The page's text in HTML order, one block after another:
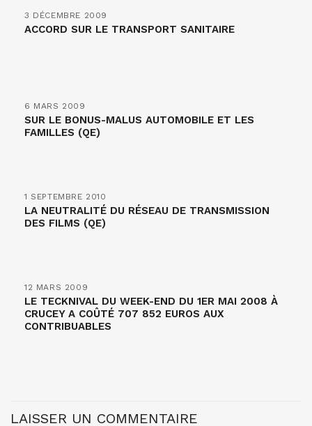
3 DÉCEMBRE 2009
ACCORD SUR LE TRANSPORT SANITAIRE
6 MARS 2009
SUR LE BONUS-MALUS AUTOMOBILE ET LES
FAMILLES (QE)
1 SEPTEMBRE 2010
LA NEUTRALITÉ DU RÉSEAU DE TRANSMISSION
DES FILMS (QE)
12 MARS 2009
LE TECKNIVAL DU WEEK-END DU 1ER MAI 2008 À
CRUCEY A COÛTÉ 707 852 EUROS AUX
CONTRIBUABLES
LAISSER UN COMMENTAIRE